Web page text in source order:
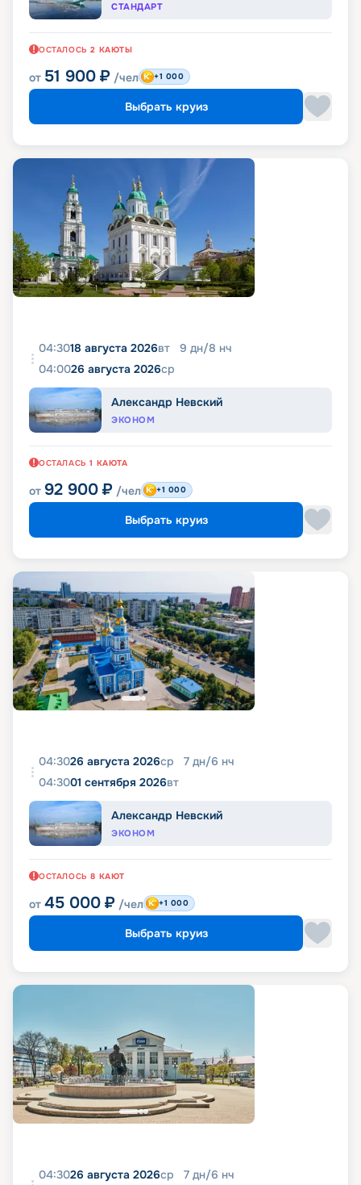
СТАНДАРТ
ОСТАЛОСЬ 2 КАЮТЫ
от 51 900 ₽ /чел +1 000
Выбрать круиз
04:3018 августа 2026вт 9 дн/8 нч
04:0026 августа 2026ср
Александр Невский
ЭКОНОМ
ОСТАЛАСЬ 1 КАЮТА
от 92 900 ₽ /чел +1 000
Выбрать круиз
04:3026 августа 2026ср 7 дн/6 нч
04:3001 сентября 2026вт
Александр Невский
ЭКОНОМ
ОСТАЛОСЬ 8 КАЮТ
от 45 000 ₽ /чел +1 000
Выбрать круиз
04:3026 августа 2026ср 7 дн/6 нч